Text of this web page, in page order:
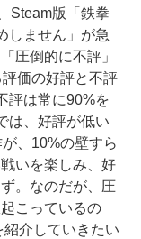
Steam版「鉄拳
しません」が急
圧倒的に不評」
価の好評と不評
評は常に90%を
は、好評が低い
、10%の壁すら
いを楽しみ、好
。なのだが、圧
こっているの
介していきたい